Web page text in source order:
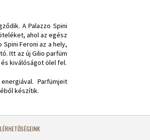
A Palazzo Spini
ahol az egész
Feroni az a hely,
Itt az új Gilio parfüm
kiválóságot ölel fel.
Parfümjeit
készítik.